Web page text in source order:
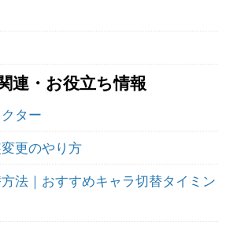
連・お役立ち情報
ター
更のやり方
法｜おすすめキャラ切替タイミン